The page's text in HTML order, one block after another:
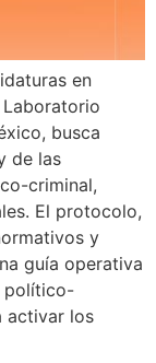
en
busca
de las
criminal,
El protocolo,
y
guía operativa
político-
activar los